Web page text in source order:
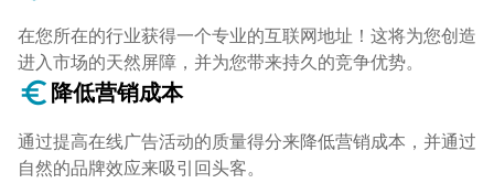
在您所在的行业获得一个专业的互联网地址！这将为您创造
进入市场的天然屏障，并为您带来持久的竞争优势。
euro_symbol 降低营销成本
通过提高在线广告活动的质量得分来降低营销成本，并通过
自然的品牌效应来吸引回头客。